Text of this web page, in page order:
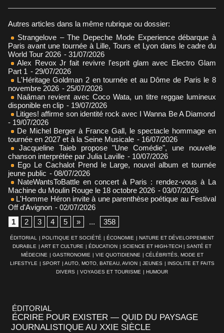
Autres articles dans la même rubrique ou dossier:
Strangelove – The Depeche Mode Experience débarque à
Paris avant une tournée à Lille, Tours et Lyon dans le cadre du
World Tour 2026 - 31/07/2026
Alex Revox Jr fait revivre l'esprit glam avec Electro Glam
Part 1 - 29/07/2026
L'Héritage Goldman 2 en tournée et au Dôme de Paris le 8
novembre 2026 - 25/07/2026
Naâman revient avec Coco Wata, un titre reggae lumineux
disponible en clip - 19/07/2026
Litiges! affirme son identité rock avec I Wanna Be A Diamond
- 19/07/2026
De Michel Berger à France Gall, le spectacle hommage en
tournée en 2027 et à la Seine Musicale - 16/07/2026
Jacqueline Taieb propose "Une Comédie", une nouvelle
chanson interprétée par Julia Laville - 10/07/2026
Ego Le Cachalot Prend le Large, nouvel album et tournée
jeune public - 08/07/2026
NateWantsToBattle en concert à Paris : rendez-vous à La
Machine du Moulin Rouge le 18 octobre 2026 - 03/07/2026
L'Homme Héron invite à une parenthèse poétique au Festival
Off d'Avignon - 02/07/2026
1
2 3 4 5 » ... 358
ÉDITORIAL | POLITIQUE ET SOCIÉTÉ | ÉCONOMIE | NATURE ET DÉVELOPPEMENT
DURABLE | ART ET CULTURE | ÉDUCATION | SCIENCE ET HIGH-TECH | SANTÉ ET
MÉDECINE | GASTRONOMIE | VIE QUOTIDIENNE | CÉLÉBRITÉS, MODE ET
LIFESTYLE | SPORT | AUTO, MOTO, BATEAU, AVION | JEUNES | INSOLITE ET FAITS
DIVERS | VOYAGES ET TOURISME | HUMOUR
ÉDITORIAL
ÉCRIRE POUR EXISTER — QUID DU PAYSAGE
JOURNALISTIQUE AU XXIE SIÈCLE